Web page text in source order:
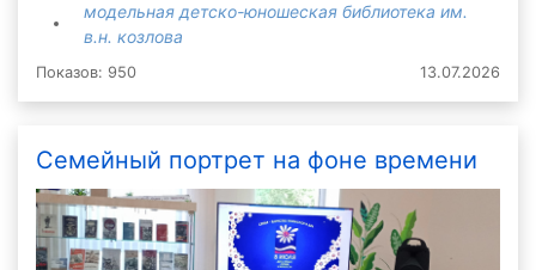
модельная детско-юношеская библиотека им.
в.н. козлова
Показов: 950 13.07.2026
Семейный портрет на фоне времени